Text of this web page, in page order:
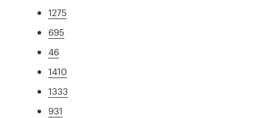
1275
695
46
1410
1333
931